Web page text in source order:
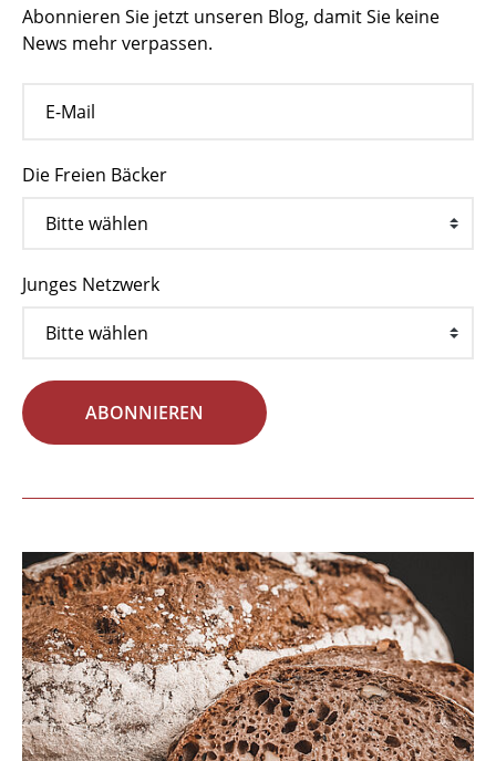
Abonnieren Sie jetzt unseren Blog, damit Sie keine
News mehr verpassen.
Die Freien Bäcker
Junges Netzwerk
ABONNIEREN